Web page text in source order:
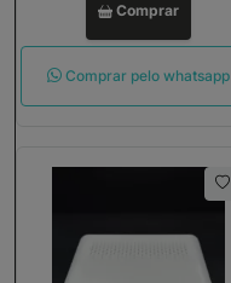
Comprar
Comprar pelo whatsapp